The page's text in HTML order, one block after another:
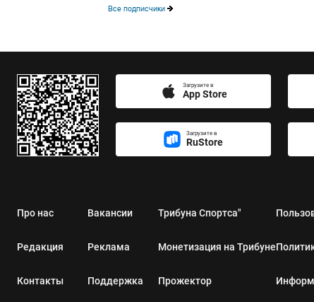
Все подписчики
Загрузите в
App Store
Загрузите в
RuStore
Про нас
Редакция
Контакты
Вакансии
Реклама
Поддержка
Трибуна Спортса"
Монетизация на Трибуне
Прожектор